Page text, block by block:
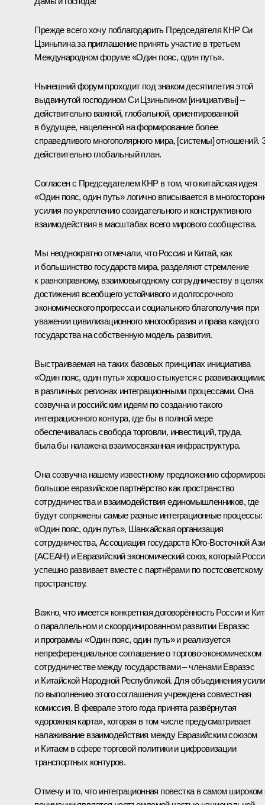
Прежде всего хочу поблагодарить Председателя КНР Си
Цзиньпина за приглашение принять участие в третьем
Международном форуме «Один пояс, один путь».
Нынешний форум проходит под знаком десятилетия этой
выдвинутой господином Си Цзиньпином [инициативы] –
действительно важной, глобальной, ориентированной
в будущее, нацеленной на формирование более
справедливого многополярного мира, [системы] отношений.
действительно глобальный план.
Согласен с Председателем КНР в том, что китайская идея
«Один пояс, один путь» логично вписывается в
усилия по укреплению созидательного и конструктивного
взаимодействия в масштабах всего мирового сообщества.
Мы неоднократно отмечали, что Россия и Китай, как
и большинство государств мира, разделяют стремление
к равноправному, взаимовыгодному сотрудничеству в целях
достижения всеобщего устойчивого и долгосрочного
экономического прогресса и социального благополучия при
уважении цивилизационного многообразия и права каждого
государства на собственную модель развития.
Выстраиваемая на таких базовых принципах инициатива
«Один пояс, один путь» хорошо стыкуется с
в различных регионах интеграционными процессами. Она
созвучна и российским идеям по созданию такого
интеграционного контура, где бы в полной мере
обеспечивалась свобода торговли, инвестиций, труда,
была бы налажена взаимосвязанная инфраструктура.
Она созвучна нашему известному предложению
большое евразийское партнёрство как пространство
сотрудничества и взаимодействия единомышленников, где
будут сопряжены самые разные интеграционные процессы:
«Один пояс, один путь», Шанхайская организация
сотрудничества, Ассоциация государств Юго-Восточной
(АСЕАН) и Евразийский экономический союз, который
успешно развивает вместе с партнёрами по постсоветскому
пространству.
Важно, что имеется конкретная договорённость России и
о параллельном и скоординированном развитии Евразэс
и программы «Один пояс, один путь» и реализуется
непреференциальное соглашение о торгово-экономическом
сотрудничестве между государствами – членами Евразэс
и Китайской Народной Республикой. Для объединения
по выполнению этого соглашения учреждена совместная
комиссия. В феврале этого года принята развёрнутая
«дорожная карта», которая в том числе предусматривает
налаживание взаимодействия между Евразийским союзом
и Китаем в сфере торговой политики и цифровизации
транспортных контуров.
Отмечу и то, что интеграционная повестка в самом широком